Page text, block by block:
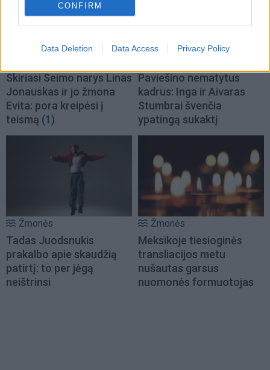
CONFIRM
Data Deletion Data Access Privacy Policy
Skiriasi Seimo narys Linas
Jonauskas ir jo žmona
Evita: pora kreipėsi į
teismą (1)
Paviešino nematytus
kadrus: Inga ir Aivaras
Stumbrai švenčia
ypatingą sukaktį
Žmonės
Tadas Juodsnukis
prakalbo apie skaudžią
patirtį: to per jėgą
neištrinsi
Žmonės
Meksikoje tiesioginės
transliacijos metu
nušautas garsus
nuomonės formuotojas